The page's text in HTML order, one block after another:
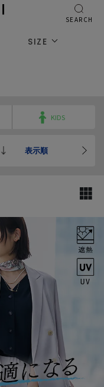
SEARCH
SIZE
KIDS
表示順